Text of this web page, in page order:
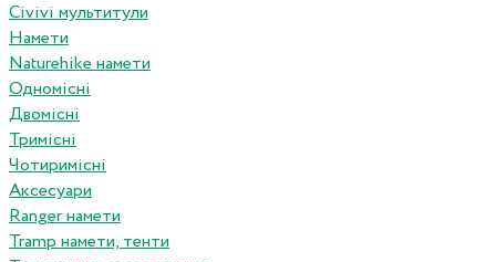
Civivi мультитули
Намети
Naturehike намети
Одномісні
Двомісні
Тримісні
Чотиримісні
Аксесуари
Ranger намети
Tramp намети, тенти